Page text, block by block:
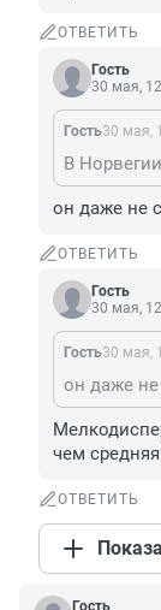
ОТВЕТИТЬ
Гость
30 мая,
Гость30 мая,
он даже не
ОТВЕТИТЬ
Гость
30 мая,
Гость30 мая,
он даже не
чем
ОТВЕТИТЬ
Гость